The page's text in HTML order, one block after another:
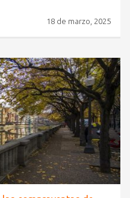
18 de marzo, 2025